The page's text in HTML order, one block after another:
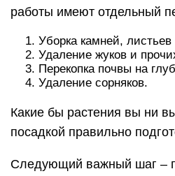
работы имеют отдельный
Уборка камней,
Удаление жуков и
Перекопка почвы на
Удаление сорняков.
Какие бы растения вы ни
посадкой правильно
Следующий важный шаг –